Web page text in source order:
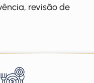
revisão de